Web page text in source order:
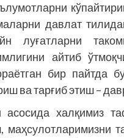
давлат
луғатларни
айтиб
бир пайтда
ва тарғиб этиш –
асосида халқимиз